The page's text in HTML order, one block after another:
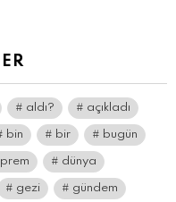
aldı? açıkladı
bin bir bugün
dünya
gezi gündem